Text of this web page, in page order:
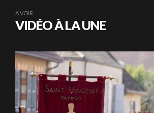
A VOIR
VIDÉO À LA UNE